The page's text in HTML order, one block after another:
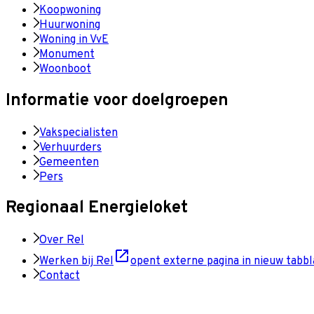
Koopwoning
Huurwoning
Woning in VvE
Monument
Woonboot
Informatie voor doelgroepen
Vakspecialisten
Verhuurders
Gemeenten
Pers
Regionaal Energieloket
Over Rel
Werken bij Rel
opent externe pagina in nieuw
Contact